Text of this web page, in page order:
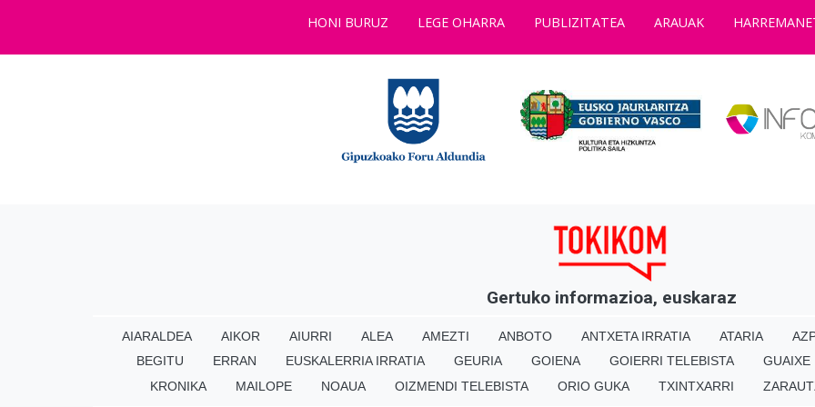
HONI BURUZ LEGE OHARRA PUBLIZITATEA ARAUAK
Gertuko informazioa, euskaraz
AIARALDEA AIKOR AIURRI ALEA AMEZTI ANBOTO ANTXETA IRRATIA ATARIA
BEGITU
ERRAN EUSKALERRIA IRRATIA GEURIA GOIENA GOIERRI TELEBISTA
GUAIXE
KRONIKA
MAILOPE NOAUA OIZMENDI TELEBISTA ORIO GUKA TXINTXARRI